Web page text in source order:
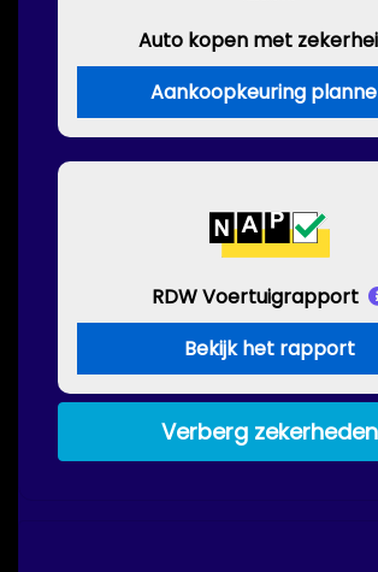
Auto kopen met
Aankoopkeuring
RDW Voertuigrapport
Bekijk het rapport
Verberg zekerheden